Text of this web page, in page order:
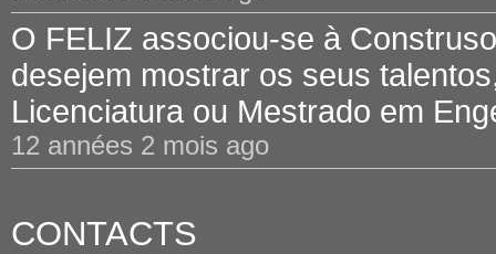
O FELIZ associou-se à
desejem mostrar os seus
Licenciatura ou Mestrado em
12 années 2 mois ago
CONTACTS